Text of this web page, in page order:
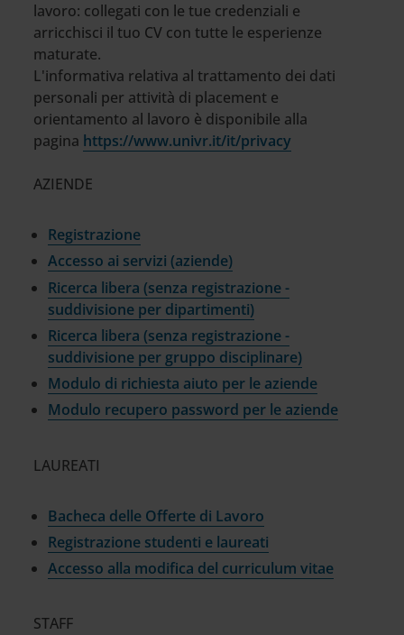
lavoro: collegati con le tue credenziali e
arricchisci il tuo CV con tutte le esperienze
maturate.
L'informativa relativa al trattamento dei dati
personali per attività di placement e
orientamento al lavoro è disponibile alla
pagina https://www.univr.it/it/privacy
AZIENDE
Registrazione
Accesso ai servizi (aziende)
Ricerca libera (senza registrazione -
suddivisione per dipartimenti)
Ricerca libera (senza registrazione -
suddivisione per gruppo disciplinare)
Modulo di richiesta aiuto per le aziende
Modulo recupero password per le aziende
LAUREATI
Bacheca delle Offerte di Lavoro
Registrazione studenti e laureati
Accesso alla modifica del curriculum vitae
STAFF